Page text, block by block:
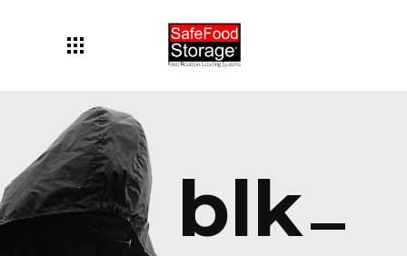
blk